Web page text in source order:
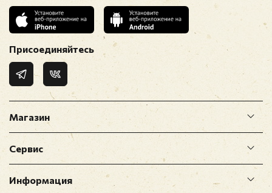
Магазин
Сервис
Информация
Присоединяйтесь